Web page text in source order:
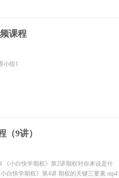
课程
小组1
9讲）
《小白快学期权》第2讲期权对你来说是什
白快学期权》第4讲 期权的关键三要素.mp4